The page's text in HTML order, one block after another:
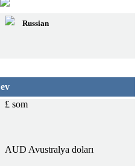
Russian
£ som
AUD Avustralya doları
ev